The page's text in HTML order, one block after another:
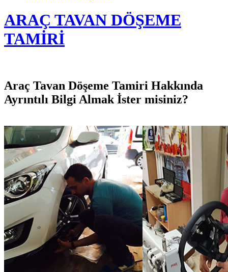
ARAÇ TAVAN DÖŞEME
TAMİRİ
Araç Tavan Döşeme Tamiri Hakkında
Ayrıntılı Bilgi Almak İster misiniz?